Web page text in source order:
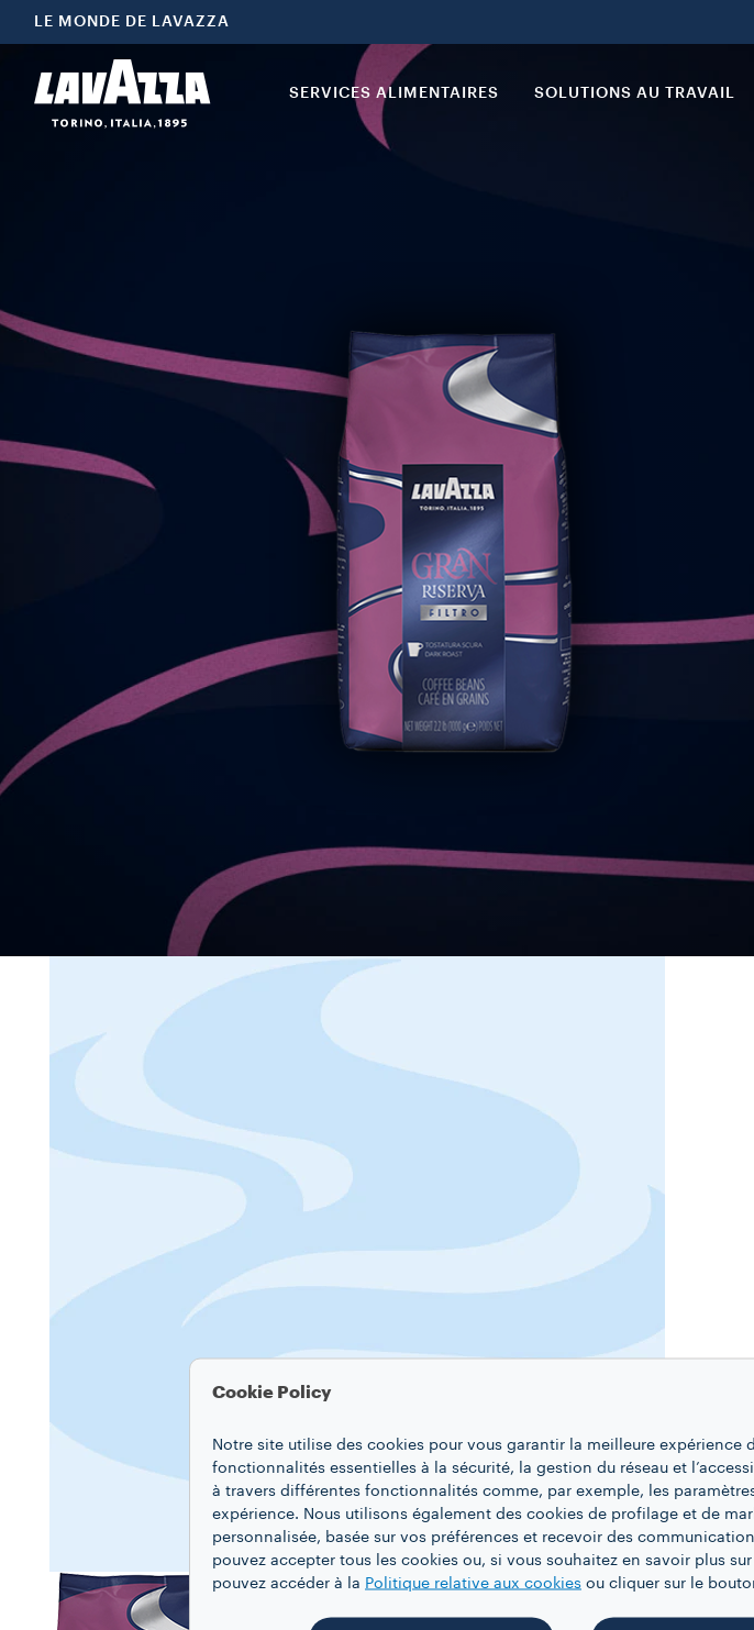
LE MONDE DE LAVAZZA
SERVICES ALIMENTAIRES SOLUTIONS AU TRAVAIL
Cookie Policy
Notre site utilise des cookies pour vous garantir la meilleure expérience
fonctionnalités essentielles à la sécurité, la gestion du réseau et
à travers différentes fonctionnalités comme, par exemple, les
expérience. Nous utilisons également des cookies de profilage et de
personnalisée, basée sur vos préférences et recevoir des
pouvez accepter tous les cookies ou, si vous souhaitez en savoir plus
pouvez accéder à la Politique relative aux cookies ou cliquer sur le bouton